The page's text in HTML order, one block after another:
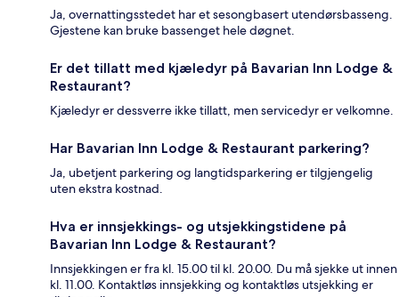
Ja, overnattingsstedet har et sesongbasert utendørsbasseng.
Gjestene kan bruke bassenget hele døgnet.
Er det tillatt med kjæledyr på Bavarian Inn Lodge &
Restaurant?
Kjæledyr er dessverre ikke tillatt, men servicedyr er velkomne.
Har Bavarian Inn Lodge & Restaurant parkering?
Ja, ubetjent parkering og langtidsparkering er tilgjengelig
uten ekstra kostnad.
Hva er innsjekkings- og utsjekkingstidene på
Bavarian Inn Lodge & Restaurant?
Innsjekkingen er fra kl. 15.00 til kl. 20.00. Du må sjekke ut innen
kl. 11.00. Kontaktløs innsjekking og kontaktløs utsjekking er